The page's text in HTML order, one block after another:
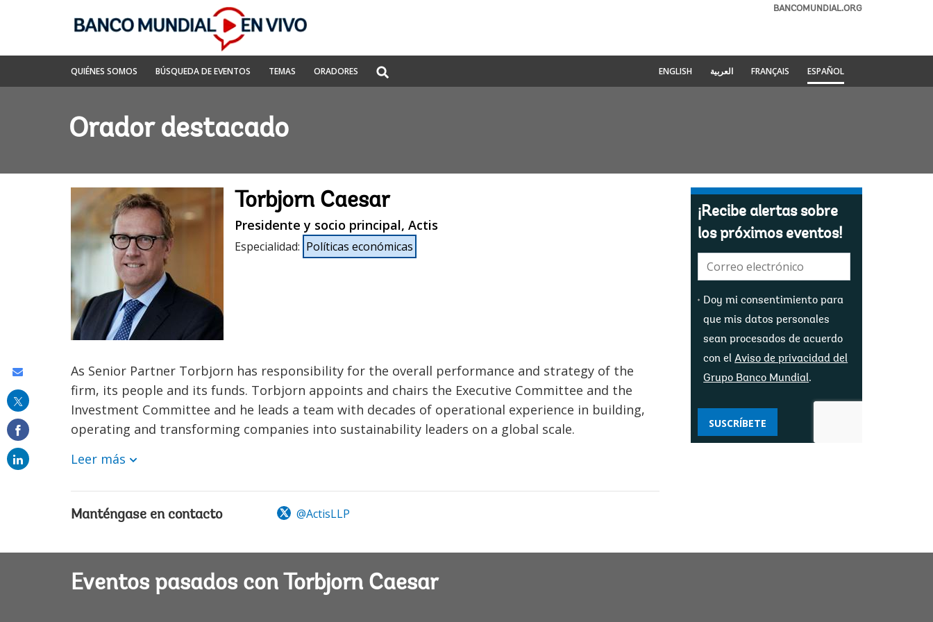
Navigation
Banco
Mundial
BANCOMUNDIAL.ORG
QUIÉNES SOMOS BÚSQUEDA DE EVENTOS TEMAS ORADORES
Global
Search
ENGLISH العربية FRANÇAIS ESPAÑOL
Orador destacado
Torbjorn Caesar
Presidente y socio principal, Actis
Especialidad: Políticas económicas
As Senior Partner Torbjorn has responsibility for the overall performance and strategy of the
firm, its people and its funds. Torbjorn appoints and chairs the Executive Committee and the
Investment Committee and he leads a team with decades of operational experience in building,
operating and transforming companies into sustainability leaders on a global scale.
Leer más
Manténgase en contacto @ActisLLP
¡Recibe alertas sobre
los próximos eventos!
mail:
Doy mi consentimiento para
que mis datos personales
sean procesados ​​de acuerdo
con elAviso de privacidad del
Grupo Banco Mundial.
SUSCRÍBETE
Eventos pasados con Torbjorn Caesar
this
email